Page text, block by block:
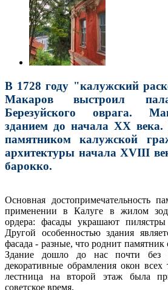
В 1728 году "калужский
Макаров выстроил
Березуйского оврага.
зданием до начала XX
памятником калужской
архитектуры начала XVIII
барокко.
Основная достопримечательность
применении в Калуге в жилом
ордера: фасады украшают пилястры
Другой особенностью здания
фасада - разные, что роднит
Здание дошло до нас почти без
декоративные обрамления окон
лестница на второй этаж была
советское время.